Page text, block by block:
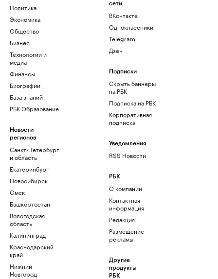
Политика
Экономика
Общество
Бизнес
Технологии и
медиа
Финансы
Биографии
База знаний
РБК Образование
Новости
регионов
Санкт-Петербург
и область
Екатеринбург
Новосибирск
Омск
Башкортостан
Вологодская
область
Калининград
Краснодарский
край
Нижний
Новгород
сети
ВКонтакте
Одноклассники
Telegram
Дзен
Подписки
Скрыть баннеры
на РБК
Подписка на РБК
Корпоративная
подписка
Уведомления
RSS Новости
РБК
О компании
Контактная
информация
Редакция
Размещение
рекламы
Другие
продукты
РБК